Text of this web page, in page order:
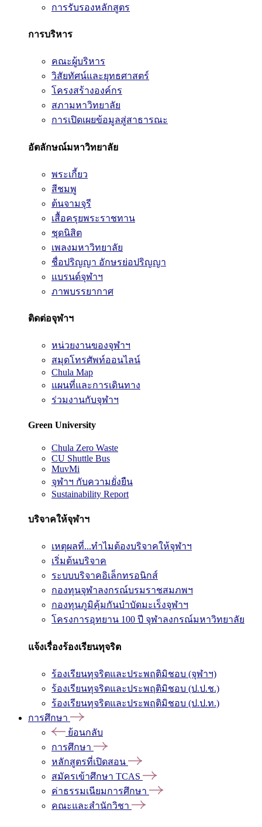
การรับรองหลักสูตร
การบริหาร
คณะผู้บริหาร
วิสัยทัศน์และยุทธศาสตร์
โครงสร้างองค์กร
สภามหาวิทยาลัย
การเปิดเผยข้อมูลสู่สาธารณะ
อัตลักษณ์มหาวิทยาลัย
พระเกี้ยว
สีชมพู
ต้นจามจุรี
เสื้อครุยพระราชทาน
ชุดนิสิต
เพลงมหาวิทยาลัย
ชื่อปริญญา อักษรย่อปริญญา
แบรนด์จุฬาฯ
ภาพบรรยากาศ
ติดต่อจุฬาฯ
หน่วยงานของจุฬาฯ
สมุดโทรศัพท์ออนไลน์
Chula Map
แผนที่และการเดินทาง
ร่วมงานกับจุฬาฯ
Green University
Chula Zero Waste
CU Shuttle Bus
MuvMi
จุฬาฯ กับความยั่งยืน
Sustainability Report
บริจาคให้จุฬาฯ
เหตุผลที่...ทำไมต้องบริจาคให้จุฬาฯ
เริ่มต้นบริจาค
ระบบบริจาคอิเล็กทรอนิกส์
กองทุนจุฬาลงกรณ์บรมราชสมภพฯ
กองทุนภูมิคุ้มกันบำบัดมะเร็งจุฬาฯ
โครงการอุทยาน 100 ปี จุฬาลงกรณ์มหาวิทยาลัย
แจ้งเรื่องร้องเรียนทุจริต
ร้องเรียนทุจริตและประพฤติมิชอบ (จุฬาฯ)
ร้องเรียนทุจริตและประพฤติมิชอบ (ป.ป.ช.)
ร้องเรียนทุจริตและประพฤติมิชอบ (ป.ป.ท.)
การศึกษา
ย้อนกลับ
การศึกษา
หลักสูตรที่เปิดสอน
สมัครเข้าศึกษา TCAS
ค่าธรรมเนียมการศึกษา
คณะและสำนักวิชา